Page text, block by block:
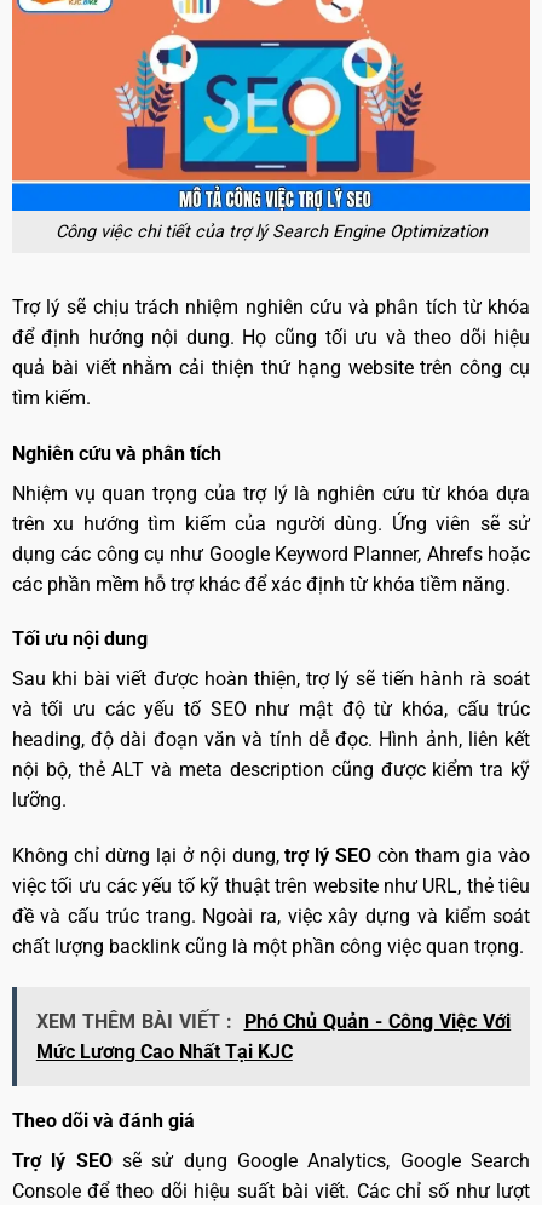
Công việc chi tiết của trợ lý Search Engine Optimization
Trợ lý sẽ chịu trách nhiệm nghiên cứu và phân tích từ khóa
để định hướng nội dung. Họ cũng tối ưu và theo dõi hiệu
quả bài viết nhằm cải thiện thứ hạng website trên công cụ
tìm kiếm.
Nghiên cứu và phân tích
Nhiệm vụ quan trọng của trợ lý là nghiên cứu từ khóa dựa
trên xu hướng tìm kiếm của người dùng. Ứng viên sẽ sử
dụng các công cụ như Google Keyword Planner, Ahrefs hoặc
các phần mềm hỗ trợ khác để xác định từ khóa tiềm năng.
Tối ưu nội dung
Sau khi bài viết được hoàn thiện, trợ lý sẽ tiến hành rà soát
và tối ưu các yếu tố SEO như mật độ từ khóa, cấu trúc
heading, độ dài đoạn văn và tính dễ đọc. Hình ảnh, liên kết
nội bộ, thẻ ALT và meta description cũng được kiểm tra kỹ
lưỡng.
Không chỉ dừng lại ở nội dung,trợ lý SEO còn tham gia vào
việc tối ưu các yếu tố kỹ thuật trên website như URL, thẻ tiêu
đề và cấu trúc trang. Ngoài ra, việc xây dựng và kiểm soát
chất lượng backlink cũng là một phần công việc quan trọng.
XEM THÊM BÀI VIẾT :
Phó Chủ Quản - Công Việc Với
Mức Lương Cao Nhất Tại KJC
Theo dõi và đánh giá
Trợ lý SEOsẽ sử dụng Google Analytics, Google Search
Console để theo dõi hiệu suất bài viết. Các chỉ số như lượt